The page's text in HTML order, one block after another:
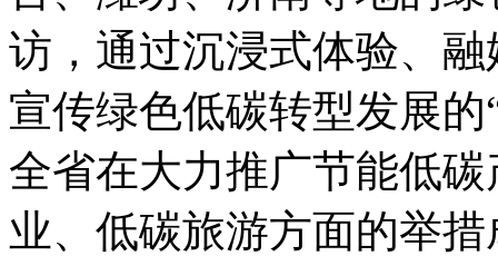
访，通过沉浸式体验、
宣传绿色低碳转型发展的
全省在大力推广节能低
业、低碳旅游方面的举